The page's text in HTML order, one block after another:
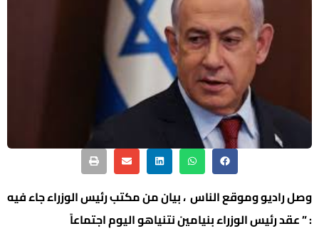
وصل راديو وموقع الناس ، بيان من مكتب رئيس الوزراء جاء فيه
: ” عقد رئيس الوزراء بنيامين نتنياهو اليوم اجتماعاً